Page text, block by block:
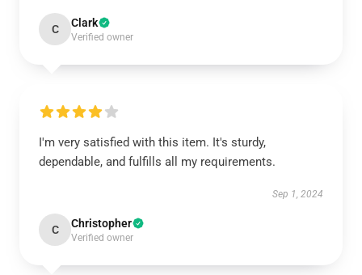
C Clark
Verified owner
I'm very satisfied with this item. It's sturdy,
dependable, and fulfills all my requirements.
Sep 1, 2024
C Christopher
Verified owner